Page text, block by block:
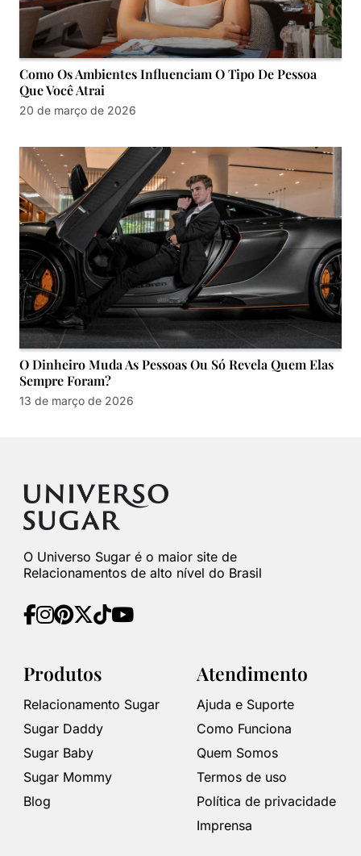
Como Os Ambientes Influenciam O Tipo De Pessoa
Que Você Atrai
20 de março de 2026
O Dinheiro Muda As Pessoas Ou Só Revela Quem Elas
Sempre Foram?
13 de março de 2026
O Universo Sugar é o maior site de
Relacionamentos de alto nível do Brasil
Produtos
Relacionamento Sugar
Sugar Daddy
Sugar Baby
Sugar Mommy
Blog
Atendimento
Ajuda e Suporte
Como Funciona
Quem Somos
Termos de uso
Política de privacidade
Imprensa